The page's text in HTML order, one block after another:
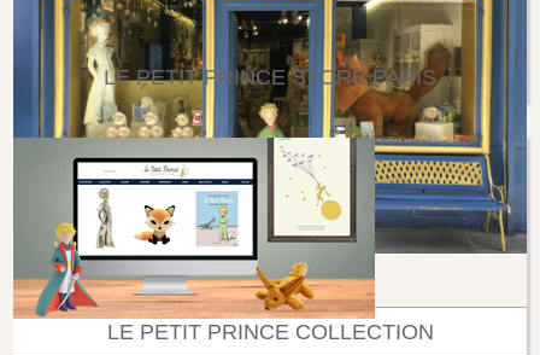
LE PETIT PRINCE STORE PARIS
LE PETIT PRINCE COLLECTION